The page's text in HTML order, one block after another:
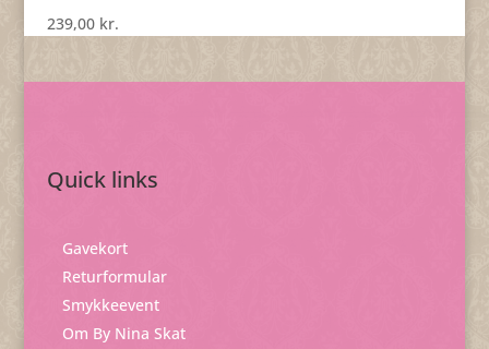
239,00 kr.
Quick links
Gavekort
Returformular
Smykkeevent
Om By Nina Skat